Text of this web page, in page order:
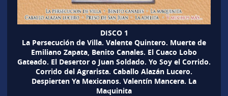
DISCO 1
La Persecución de Villa. Valente Quintero. Muerte de
Emiliano Zapata, Benito Canales. El Cuaco Lobo
Gateado. El Desertor o Juan Soldado. Yo Soy el Corrido.
Corrido del Agrarista. Caballo Alazán Lucero.
Despierten Ya Mexicanos. Valentín Mancera. La
Maquinita